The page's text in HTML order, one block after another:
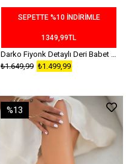
SEPETTE %10 İNDİRİMLE
1349,99TL
Darko Fiyonk Detaylı Deri Babet Kırmızı
₺1.499,99
₺1.649,99
%13